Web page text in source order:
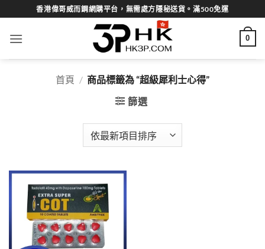
to
content
香港偉哥威而鋼網購平台，無需處方隱秘送貨。滿500免運
0
首頁 / 商品標籤為 “超級犀利士心得”
篩選